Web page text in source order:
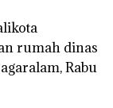
rumah dinas
Rabu